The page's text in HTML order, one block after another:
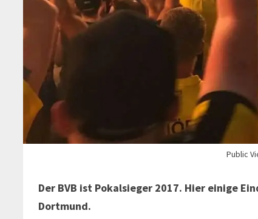
Public
Der BVB ist Pokalsieger 2017. Hier einige
Dortmund.